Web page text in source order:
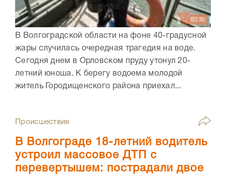
В Волгоградской области на фоне 40-градусной
жары случилась очередная трагедия на воде.
Сегодня днем в Орловском пруду утонул 20-
летний юноша. К берегу водоема молодой
житель Городищенского района приехал...
Происшествия
В Волгограде 18-летний водитель
устроил массовое ДТП с
перевертышем: пострадали двое